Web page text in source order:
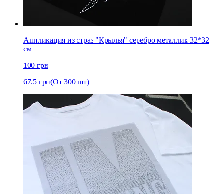
Аппликация из страз "Крылья" серебро металлик 32*32
см
100 грн
67.5 грн(От 300 шт)